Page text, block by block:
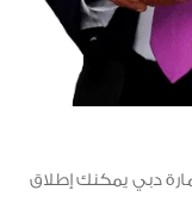
دبي يمكنك إطلاق